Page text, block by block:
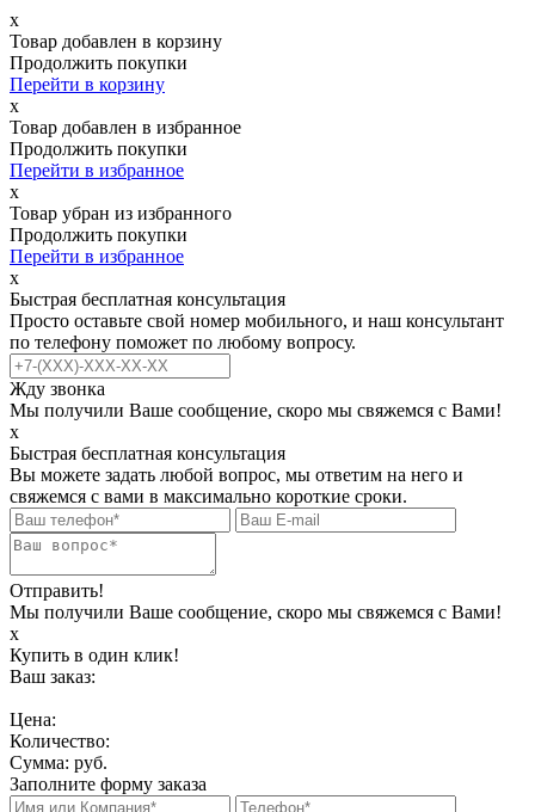
х
Товар добавлен в корзину
Продолжить покупки
Перейти в корзину
х
Товар добавлен в избранное
Продолжить покупки
Перейти в избранное
х
Товар убран из избранного
Продолжить покупки
Перейти в избранное
х
Быстрая бесплатная консультация
Просто оставьте свой номер мобильного, и наш консультант
по телефону поможет по любому вопросу.
Жду звонка
Мы получили Ваше сообщение, скоро мы свяжемся с Вами!
х
Быстрая бесплатная консультация
Вы можете задать любой вопрос, мы ответим на него и
свяжемся с вами в максимально короткие сроки.
Отправить!
Мы получили Ваше сообщение, скоро мы свяжемся с Вами!
х
Купить в один клик!
Ваш заказ:
Цена:
Количество:
Сумма: руб.
Заполните форму заказа